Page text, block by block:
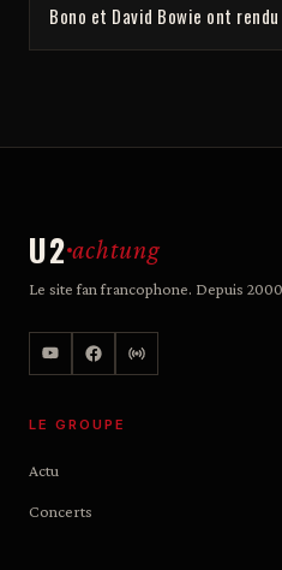
Bono et David Bowie ont rendu
U2 achtung
Le site fan francophone. Depuis 2000
LE GROUPE
Actu
Concerts